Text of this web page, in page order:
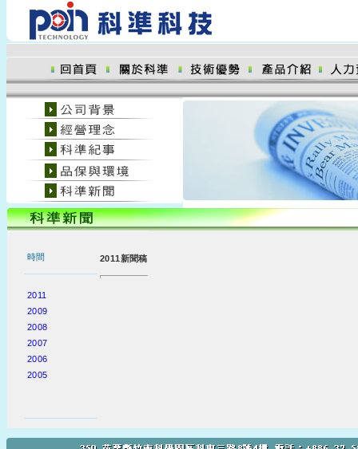
時間 2011新聞稿
2011
2009
2008
2007
2006
2005